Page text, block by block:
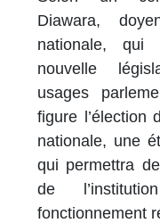
Diawara,
nationale, qui
nouvelle
usages
figure l’élection
nationale, une
qui permettra
de
fonctionnement